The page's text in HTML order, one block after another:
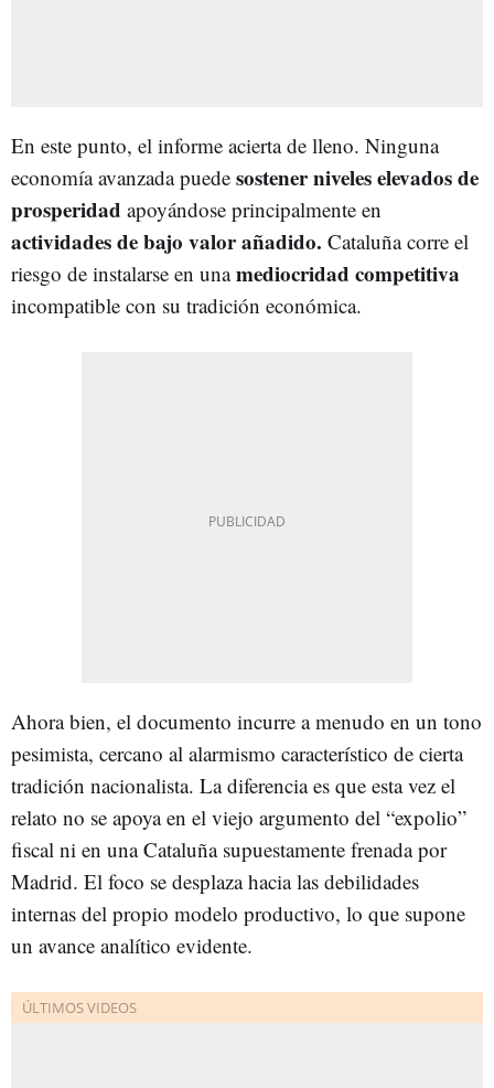
En este punto, el informe acierta de lleno. Ninguna
economía avanzada puede sostener niveles elevados de
prosperidad apoyándose principalmente en
actividades de bajo valor añadido. Cataluña corre el
riesgo de instalarse en unamediocridad competitiva
incompatible con su tradición económica.
Ahora bien, el documento incurre a menudo en un tono
pesimista, cercano al alarmismo característico de cierta
tradición nacionalista. La diferencia es que esta vez el
relato no se apoya en el viejo argumento del “expolio”
fiscal ni en una Cataluña supuestamente frenada por
Madrid. El foco se desplaza hacia las debilidades
internas del propio modelo productivo, lo que supone
un avance analítico evidente.